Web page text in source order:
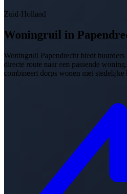
Zuid-Holland
Woningruil in
Woningruil Papendrecht biedt huurders
directe route naar een passende
combineert dorps wonen met stedelijke